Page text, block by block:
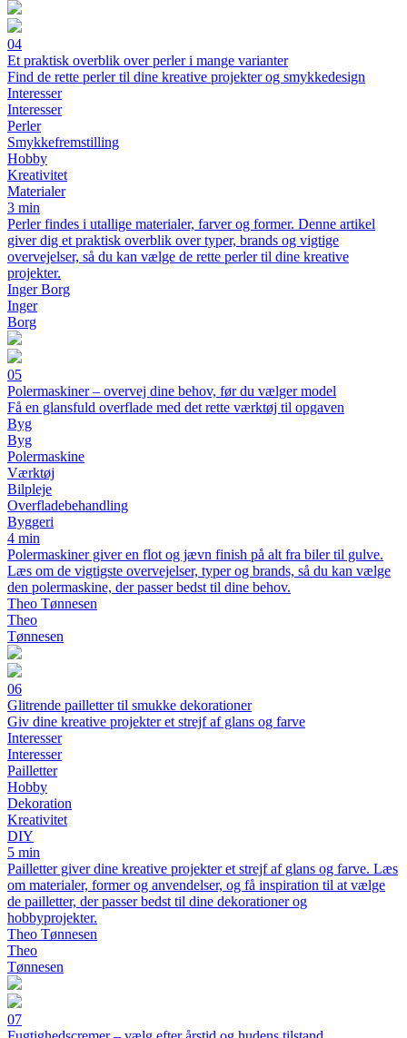
04
Et praktisk overblik over perler i mange varianter
Find de rette perler til dine kreative projekter og smykkedesign
Interesser
Interesser
Perler
Smykkefremstilling
Hobby
Kreativitet
Materialer
3 min
Perler findes i utallige materialer, farver og former. Denne artikel
giver dig et praktisk overblik over typer, brands og vigtige
overvejelser, så du kan vælge de rette perler til dine kreative
projekter.
Inger Borg
Inger
Borg
05
Polermaskiner – overvej dine behov, før du vælger model
Få en glansfuld overflade med det rette værktøj til opgaven
Byg
Byg
Polermaskine
Værktøj
Bilpleje
Overfladebehandling
Byggeri
4 min
Polermaskiner giver en flot og jævn finish på alt fra biler til gulve.
Læs om de vigtigste overvejelser, typer og brands, så du kan vælge
den polermaskine, der passer bedst til dine behov.
Theo Tønnesen
Theo
Tønnesen
06
Glitrende pailletter til smukke dekorationer
Giv dine kreative projekter et strejf af glans og farve
Interesser
Interesser
Pailletter
Hobby
Dekoration
Kreativitet
DIY
5 min
Pailletter giver dine kreative projekter et strejf af glans og farve. Læs
om materialer, former og anvendelser, og få inspiration til at vælge
de pailletter, der passer bedst til dine dekorationer og
hobbyprojekter.
Theo Tønnesen
Theo
Tønnesen
07